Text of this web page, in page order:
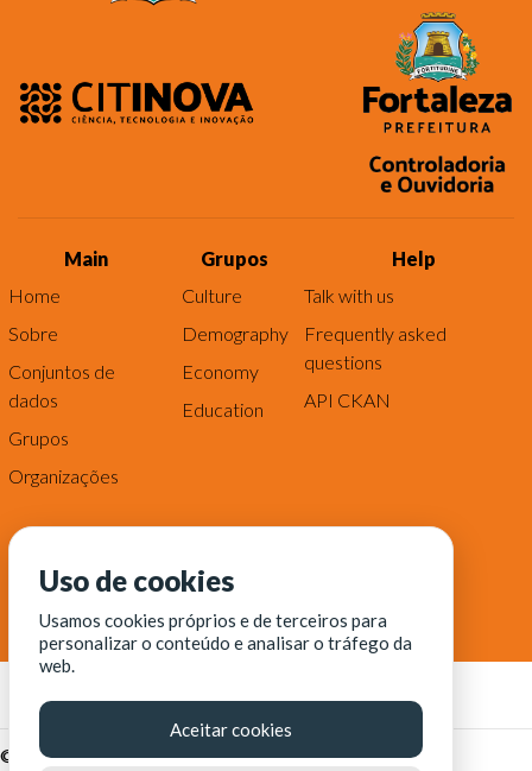
Main
Home
Sobre
Conjuntos de
dados
Grupos
Organizações
Grupos
Culture
Demography
Economy
Education
Help
Talk with us
Frequently asked
questions
API CKAN
© Fortaleza Digital || CITINOVA - Fundação de Ciência,
Uso de cookies
Usamos cookies próprios e de terceiros para
personalizar o conteúdo e analisar o tráfego da
web.
Aceitar cookies